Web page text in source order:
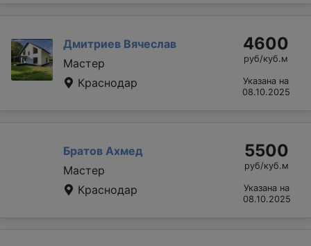
Дмитриев Вячеслав
Мастер
Краснодар
4600
руб/куб.м
Указана на
08.10.2025
Братов Ахмед
Мастер
Краснодар
5500
руб/куб.м
Указана на
08.10.2025